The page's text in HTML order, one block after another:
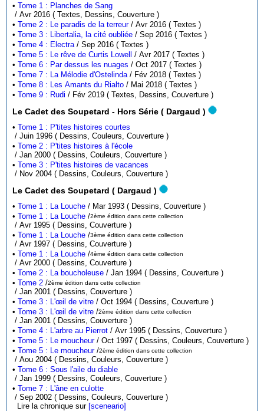
•Tome 1 : Planches de Sang
/ Avr 2016 ( Textes, Dessins, Couverture )
•Tome 2 : Le paradis de la terreur
/ Avr 2016 ( Textes )
•Tome 3 : Libertalia, la cité oubliée
/ Sep 2016 ( Textes )
•Tome 4 : Electra
/ Sep 2016 ( Textes )
•Tome 5 : Le rêve de Curtis Lowell
/ Avr 2017 ( Textes )
•Tome 6 : Par dessus les nuages
/ Oct 2017 ( Textes )
•Tome 7 : La Mélodie d'Ostelinda
/ Fév 2018 ( Textes )
•Tome 8 : Les Amants du Rialto
/ Mai 2018 ( Textes )
•Tome 9 : Rudi / Fév 2019 ( Textes, Dessins, Couverture )
Le Cadet des Soupetard - Hors Série ( Dargaud )
•Tome 1 : P'tites histoires courtes
/ Juin 1996 ( Dessins, Couleurs, Couverture )
•Tome 2 : P'tites histoires à l'école
/ Jan 2000 ( Dessins, Couleurs, Couverture )
•Tome 3 : P'tites histoires de vacances
/ Nov 2004 ( Dessins, Couleurs, Couverture )
Le Cadet des Soupetard ( Dargaud )
•Tome 1 : La Louche
/ Mar 1993 ( Dessins, Couverture )
•Tome 1 : La Louche /2ème édition dans cette collection
/ Avr 1995 ( Dessins, Couverture )
•Tome 1 : La Louche /3ème édition dans cette collection
/ Avr 1997 ( Dessins, Couverture )
•Tome 1 : La Louche /4ème édition dans cette collection
/ Avr 2000 ( Dessins, Couverture )
•Tome 2 : La boucholeuse
/ Jan 1994 ( Dessins, Couverture )
•Tome 2 /2ème édition dans cette collection
/ Jan 2001 ( Dessins, Couverture )
•Tome 3 : L'œil de vitre
/ Oct 1994 ( Dessins, Couverture )
•Tome 3 : L'œil de vitre /2ème édition dans cette collection
/ Jan 2001 ( Dessins, Couverture )
•Tome 4 : L'arbre au Pierrot
/ Avr 1995 ( Dessins, Couverture )
•Tome 5 : Le moucheur
/ Oct 1997 ( Dessins, Couleurs, Couverture )
•Tome 5 : Le moucheur/2ème édition dans cette collection
/ Aou 2004 ( Dessins, Couleurs, Couverture )
•Tome 6 : Sous l'aile du diable
/ Jan 1999 ( Dessins, Couleurs, Couverture )
•Tome 7 : L'âne en culotte
/ Sep 2002 ( Dessins, Couleurs, Couverture )
Lire la chronique sur [sceneario]